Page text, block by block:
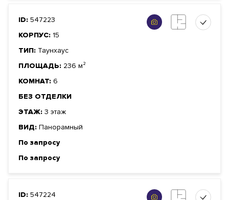
ID: 547223
КОРПУС: 15
ТИП: Таунхаус
ПЛОЩАДЬ: 236 м²
КОМНАТ: 6
БЕЗ ОТДЕЛКИ
ЭТАЖ: 3 этаж
ВИД: Панорамный
По запросу
По запросу
ID: 547224